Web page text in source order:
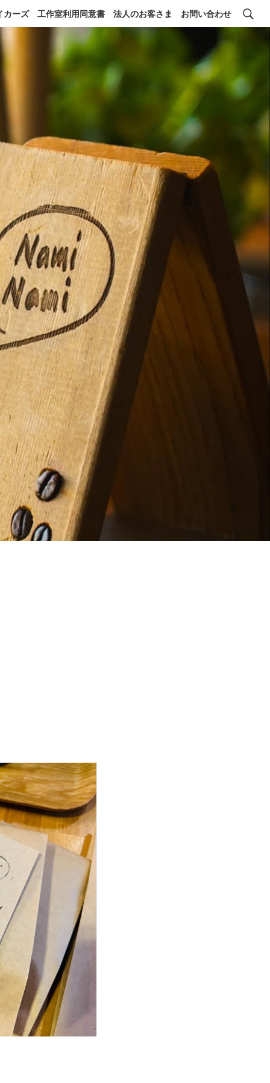
カーズ 工作室利用同意書 法人のお客さま お問い合わせ